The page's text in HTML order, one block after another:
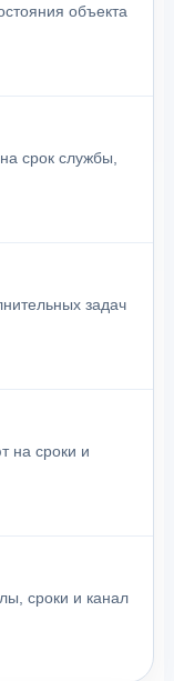
объекта
срок службы,
задач
на сроки и
сроки и канал